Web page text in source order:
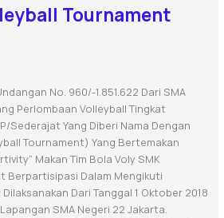
Tournament
No. 960/-1.851.622 Dari SMA
Perlombaan Volleyball Tingkat
sederajat Yang Diberi Nama Dengan
Tournament) Yang Bertemakan
Makan Tim Bola Voly SMK
Berpartisipasi Dalam Mengikuti
Dari Tanggal 1 Oktober 2018
SMA Negeri 22 Jakarta.